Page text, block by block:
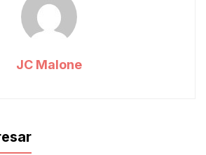
JC Malone